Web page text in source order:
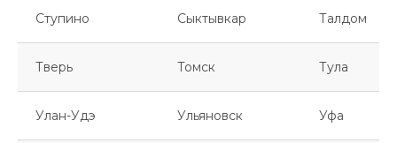
Ступино Сыктывкар Талдом
Тверь Томск Тула
Улан-Удэ Ульяновск Уфа